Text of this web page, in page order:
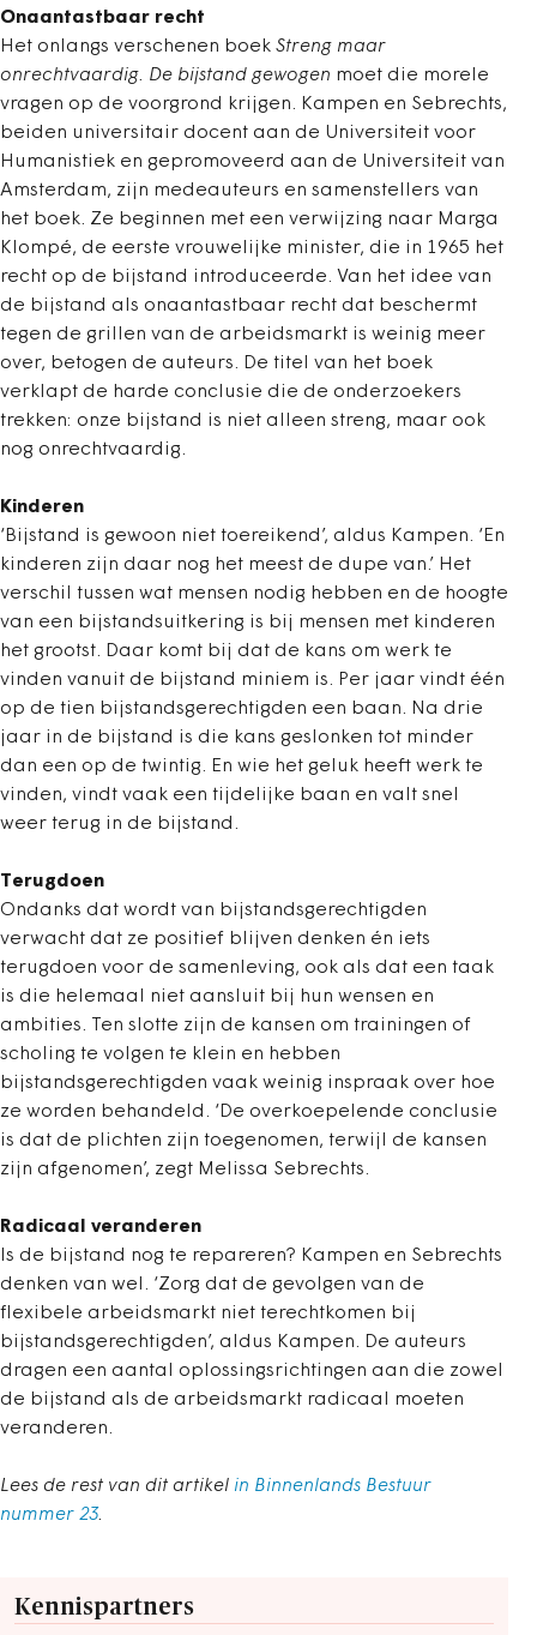
Onaantastbaar recht
Het onlangs verschenen boek Streng maar
onrechtvaardig. De bijstand gewogen moet die morele
vragen op de voorgrond krijgen. Kampen en Sebrechts,
beiden universitair docent aan de Universiteit voor
Humanistiek en gepromoveerd aan de Universiteit van
Amsterdam, zijn medeauteurs en samenstellers van
het boek. Ze beginnen met een verwijzing naar Marga
Klompé, de eerste vrouwelijke minister, die in 1965 het
recht op de bijstand introduceerde. Van het idee van
de bijstand als onaantastbaar recht dat beschermt
tegen de grillen van de arbeidsmarkt is weinig meer
over, betogen de auteurs. De titel van het boek
verklapt de harde conclusie die de onderzoekers
trekken: onze bijstand is niet alleen streng, maar ook
nog onrechtvaardig.
Kinderen
‘Bijstand is gewoon niet toereikend’, aldus Kampen. ‘En
kinderen zijn daar nog het meest de dupe van.’ Het
verschil tussen wat mensen nodig hebben en de hoogte
van een bijstandsuitkering is bij mensen met kinderen
het grootst. Daar komt bij dat de kans om werk te
vinden vanuit de bijstand miniem is. Per jaar vindt één
op de tien bijstandsgerechtigden een baan. Na drie
jaar in de bijstand is die kans geslonken tot minder
dan een op de twintig. En wie het geluk heeft werk te
vinden, vindt vaak een tijdelijke baan en valt snel
weer terug in de bijstand.
Terugdoen
Ondanks dat wordt van bijstandsgerechtigden
verwacht dat ze positief blijven denken én iets
terugdoen voor de samenleving, ook als dat een taak
is die helemaal niet aansluit bij hun wensen en
ambities. Ten slotte zijn de kansen om trainingen of
scholing te volgen te klein en hebben
bijstandsgerechtigden vaak weinig inspraak over hoe
ze worden behandeld. ‘De overkoepelende conclusie
is dat de plichten zijn toegenomen, terwijl de kansen
zijn afgenomen’, zegt Melissa Sebrechts.
Radicaal veranderen
Is de bijstand nog te repareren? Kampen en Sebrechts
denken van wel. ‘Zorg dat de gevolgen van de
flexibele arbeidsmarkt niet terechtkomen bij
bijstandsgerechtigden’, aldus Kampen. De auteurs
dragen een aantal oplossingsrichtingen aan die zowel
de bijstand als de arbeidsmarkt radicaal moeten
veranderen.
Lees de rest van dit artikel in Binnenlands Bestuur
nummer 23.
Kennispartners